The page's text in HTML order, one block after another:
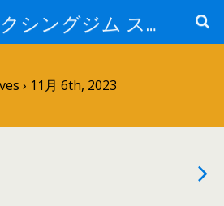
シュウボクシングジム スタッフブログ
› 11月 6th, 2023